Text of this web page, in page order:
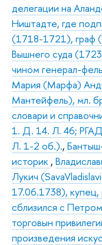
делегации на
Ништадте, где
(1718-1721), граф
Вышнего суда
чином генерал-
Мария (Марфа)
Мантейфель), мл.
словари и
1. Д. 14. Л. 46;
Л. 1-2 об.).,
историк ,
Лукич
17.06.1738), купец,
сблизился с
торговын
произведения